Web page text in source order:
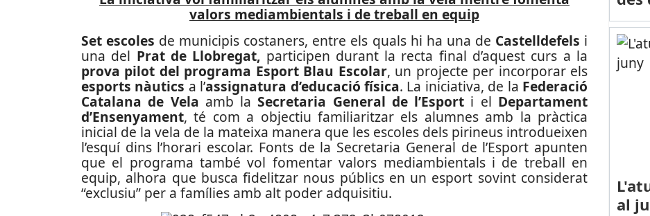
valors mediambientals i de treball en equip
Set escoles de municipis costaners, entre els quals hi ha una de Castelldefels i
una del Prat de Llobregat, participen durant la recta final d’aquest curs a la
prova pilot del programa Esport Blau Escolar, un projecte per incorporar els
esports nàutics a l’assignatura d’educació física. La iniciativa, de la Federació
Catalana de Vela amb laSecretaria General de l’Esport i el Departament
d’Ensenyament, té com a objectiu familiaritzar els alumnes amb la pràctica
inicial de la vela de la mateixa manera que les escoles dels pirineus introdueixen
l’esquí dins l’horari escolar. Fonts de la Secretaria General de l’Esport apunten
que el programa també vol fomentar valors mediambientals i de treball en
equip, alhora que busca fidelitzar nous públics en un esport sovint considerat
“exclusiu” per a famílies amb alt poder adquisitiu.
al